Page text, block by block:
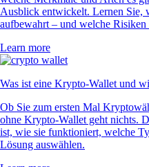
Ausblick entwickelt. Lernen Sie,
aufbewahrt – und welche Risiken
Learn more
Was ist eine Krypto-Wallet und
Ob Sie zum ersten Mal
ohne Krypto-Wallet geht nichts.
ist, wie sie funktioniert, welche
Lösung auswählen.